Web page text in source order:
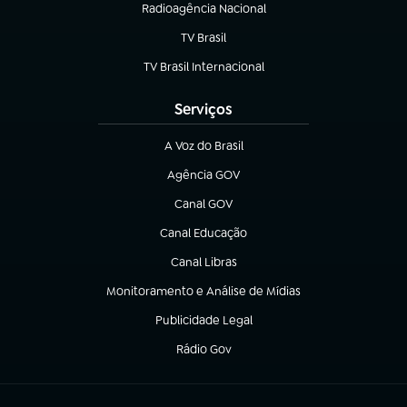
Radioagência Nacional
(abre em nova aba)
TV Brasil
(abre em nova aba)
TV Brasil Internacional
(abre em nova aba)
Serviços
A Voz do Brasil
(abre em nova aba)
Agência GOV
(abre em nova aba)
Canal GOV
(abre em nova aba)
Canal Educação
(abre em nova aba)
Canal Libras
(abre em nova aba)
Monitoramento e Análise de Mídias
(abre em nova aba)
Publicidade Legal
(abre em nova aba)
Rádio Gov
(abre em nova aba)